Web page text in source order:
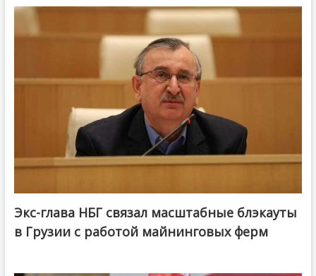
Экс-глава НБГ связал масштабные блэкауты
в Грузии с работой майнинговых ферм